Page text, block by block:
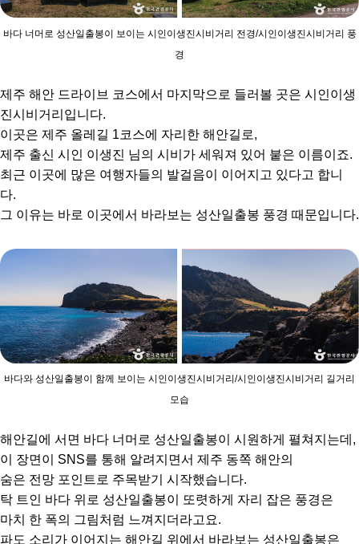
바다 너머로 성산일출봉이 보이는 시인이생진시비거리 전경/시인이생진시비거리 풍
경
제주 해안 드라이브 코스에서 마지막으로 들러볼 곳은 시인이생
진시비거리입니다.
이곳은 제주 올레길 1코스에 자리한 해안길로,
제주 출신 시인 이생진 님의 시비가 세워져 있어 붙은 이름이죠.
최근 이곳에 많은 여행자들의 발걸음이 이어지고 있다고 합니
다.
그 이유는 바로 이곳에서 바라보는 성산일출봉 풍경 때문입니다.
바다와 성산일출봉이 함께 보이는 시인이생진시비거리/시인이생진시비거리 길거리
모습
해안길에 서면 바다 너머로 성산일출봉이 시원하게 펼쳐지는데,
이 장면이 SNS를 통해 알려지면서 제주 동쪽 해안의
숨은 전망 포인트로 주목받기 시작했습니다.
탁 트인 바다 위로 성산일출봉이 또렷하게 자리 잡은 풍경은
마치 한 폭의 그림처럼 느껴지더라고요.
파도 소리가 이어지는 해안길 위에서 바라보는 성산일출봉은